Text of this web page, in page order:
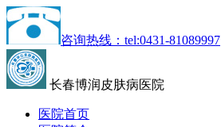
咨询热线：tel:0431-81089997
长春博润皮肤病医院
医院首页